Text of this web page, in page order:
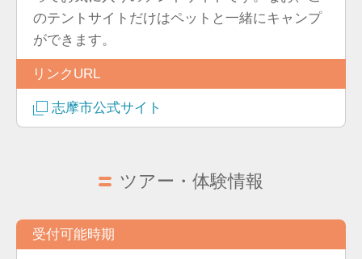
のテントサイトだけはペットと一緒にキャンプ
ができます。
リンクURL
志摩市公式サイト
ツアー・体験情報
受付可能時期